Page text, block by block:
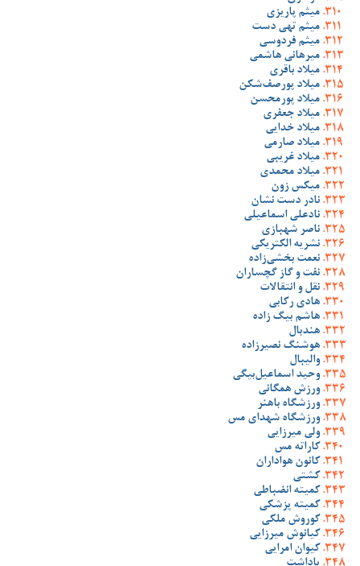
میثم پاریزی
میثم تهی دست
میثم فردوسی
میرهانی هاشمی
میلاد باقری
میلاد پورصف‌شکن
میلاد پورمحسن
میلاد جعفری
میلاد خدایی
میلاد صارمی
میلاد غریبی
میلاد محمدی
میکس زون
نادر دست نشان
نادعلی اسماعیلی
ناصر شهبازی
نشریه الکتریکی
نعمت بخشی‌زاده
نفت و گاز گچساران
نقل و انتقالات
هادی رکابی
هاشم بیگ زاده
هندبال
هوشنگ نصیرزاده
والیبال
وحید اسماعیل‌بیگی
ورزش همگانی
ورزشگاه باهنر
ورزشگاه شهدای مس
ولی میرزایی
کاراته مس
کانون هواداران
کشتی
کمیته انضباطی
کمیته پزشکی
کوروش ملکی
کیانوش میرزایی
کیوان امرایی